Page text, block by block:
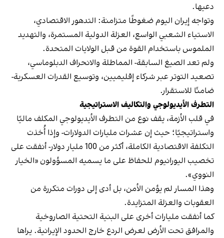
دعيها.
وتواجه إيران اليوم ضغوطًا متزامنة: التدهور الاقتصادي،
الاستياء الشعبي الواسع، العزلة الدولية المستمرة، والتهديد
الملموس باستخدام القوة من قبل الولايات المتحدة.
ولم تعد الصيغ السابقة- المماطلة والانحراف الدبلوماسي،
تصعيد التوتر عبر شركاء إقليميين، وتوسيع القدرات العسكرية-
ضامنًا للاستقرار.
التطرف الأيديولوجي والتكاليف الاستراتيجية
في قلب الأزمة، يقف نوع من التطرف الأيديولوجي المكلف ماليًا
واستراتيجيًا؛ حيث إن عشرات مليارات الدولارات- وإذا أُخذت
التكلفة الاقتصادية الكاملة، أكثر من 100 مليار دولار- أنفقت على
تخصيب اليورانيوم للحفاظ على ما يسميه المسؤولون «الخيار
النووي».
وهذا المسار لم يؤمن الأمن، بل أدى إلى دورات متكررة من
العقوبات والعزلة المتزايدة.
كما أنفقت مليارات أخرى على البنية التحتية الصاروخية
والمرافق تحت الأرض لعرض الردع خارج الحدود الإيرانية. يراها